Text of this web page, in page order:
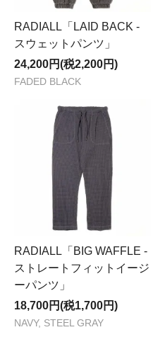
RADIALL「LAID BACK -
スウェットパンツ」
24,200円(税2,200円)
FADED BLACK
RADIALL「BIG WAFFLE -
ストレートフィットイージ
ーパンツ」
18,700円(税1,700円)
NAVY, STEEL GRAY